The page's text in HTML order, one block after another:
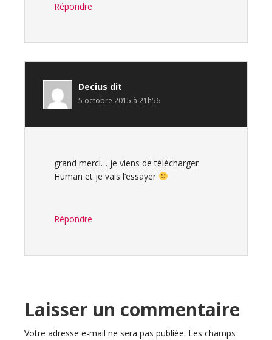
Répondre
Decius dit
5 octobre 2015 à 21h56
grand merci… je viens de télécharger
Human et je vais l’essayer
Répondre
Laisser un commentaire
Votre adresse e-mail ne sera pas publiée. Les champs